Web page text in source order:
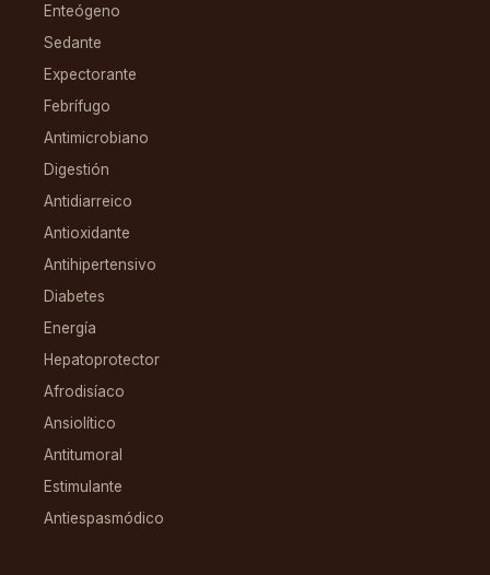
Enteógeno
Sedante
Expectorante
Febrífugo
Antimicrobiano
Digestión
Antidiarreico
Antioxidante
Antihipertensivo
Diabetes
Energía
Hepatoprotector
Afrodisíaco
Ansiolítico
Antitumoral
Estimulante
Antiespasmódico